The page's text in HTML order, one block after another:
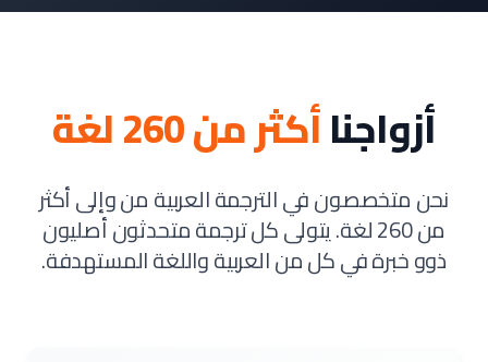
أزواجناأكثر من 260 لغة
نحن متخصصون في الترجمة العربية من وإلى أكثر
من 260 لغة. يتولى كل ترجمة متحدثون أصليون
ذوو خبرة في كل من العربية واللغة المستهدفة.